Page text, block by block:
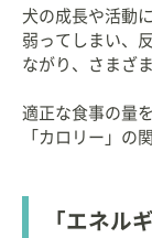
犬の成長や活動
弱ってしまい、
ながり、さまざ
適正な食事の量
「カロリー」の
「エネル